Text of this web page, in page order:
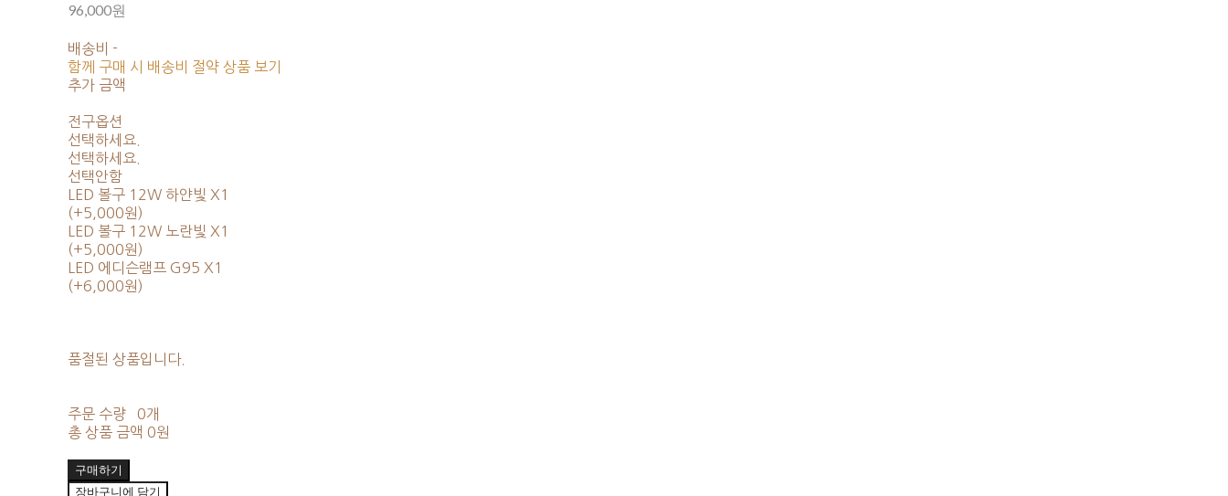
96,000원
배송비 -
함께 구매 시 배송비 절약 상품 보기
추가 금액
전구옵션
선택하세요.
선택하세요.
선택안함
LED 볼구 12W 하얀빛 X1
(+5,000원)
LED 볼구 12W 노란빛 X1
(+5,000원)
LED 에디슨램프 G95 X1
(+6,000원)
품절된 상품입니다.
주문 수량
0개
총 상품 금액 0원
구매하기
장바구니에 담기